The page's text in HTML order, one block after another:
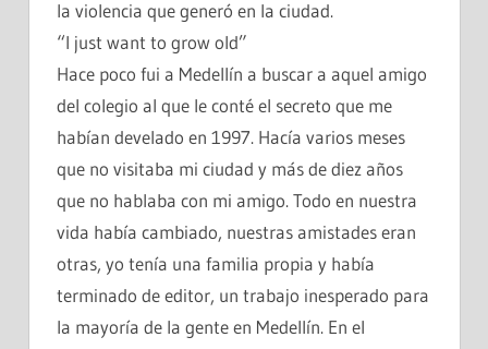
la violencia que generó en la ciudad.
“I just want to grow old”
Hace poco fui a Medellín a buscar a aquel amigo
del colegio al que le conté el secreto que me
habían develado en 1997. Hacía varios meses
que no visitaba mi ciudad y más de diez años
que no hablaba con mi amigo. Todo en nuestra
vida había cambiado, nuestras amistades eran
otras, yo tenía una familia propia y había
terminado de editor, un trabajo inesperado para
la mayoría de la gente en Medellín. En el